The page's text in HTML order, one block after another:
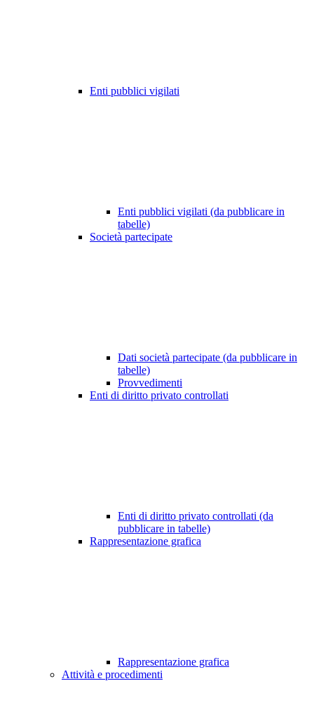
Enti pubblici vigilati
Enti pubblici vigilati (da pubblicare in
tabelle)
Società partecipate
Dati società partecipate (da pubblicare in
tabelle)
Provvedimenti
Enti di diritto privato controllati
Enti di diritto privato controllati (da
pubblicare in tabelle)
Rappresentazione grafica
Rappresentazione grafica
Attività e procedimenti